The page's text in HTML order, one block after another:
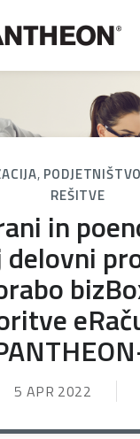
,
REŠITVE
in
5 APR 2022